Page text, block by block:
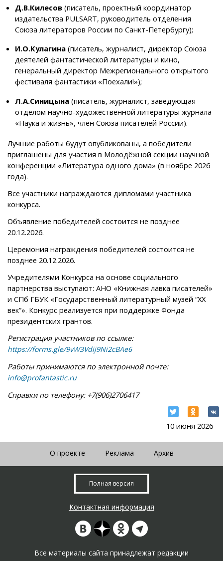
Д.В.Килесов(писатель, проектный координатор
издательства PULSART, руководитель отделения
Союза литераторов России по Санкт-Петербургу);
И.О.Кулагина(писатель, журналист, директор Союза
деятелей фантастической литературы и кино,
генеральный директор Межрегионального открытого
фестиваля фантастики «Поехали!»);
Л.А.Синицына(писатель, журналист, заведующая
отделом научно-художественной литературы журнала
«Наука и жизнь», член Союза писателей России).
Лучшие работы будут опубликованы, а победители
приглашены для участия в Молодёжной секции научной
конференции «Литература одного дома» (в ноябре 2026
года).
Все участники награждаются дипломами участника
конкурса.
Объявление победителей состоится не позднее
20.12.2026.
Церемония награждения победителей состоится не
позднее 20.12.2026.
Учредителями Конкурса на основе социального
партнерства выступают: АНО «Книжная лавка писателей»
и СПб ГБУК «Государственный литературный музей “ХХ
век”». Конкурс реализуется при поддержке Фонда
президентских грантов.
Регистрация участников по ссылке:
https://forms.gle/9vW3Vdij9Ni2cBAe6
Работы принимаются по электронной почте:
info@profantastic.ru
Справки по телефону: +7(906)2706417
10 июня 2026
О проекте Реклама Архив
Полная версия
Контактная информация
Все материалы сайта принадлежат редакции